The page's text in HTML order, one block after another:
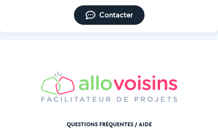
Contacter
QUESTIONS FRÉQUENTES / AIDE